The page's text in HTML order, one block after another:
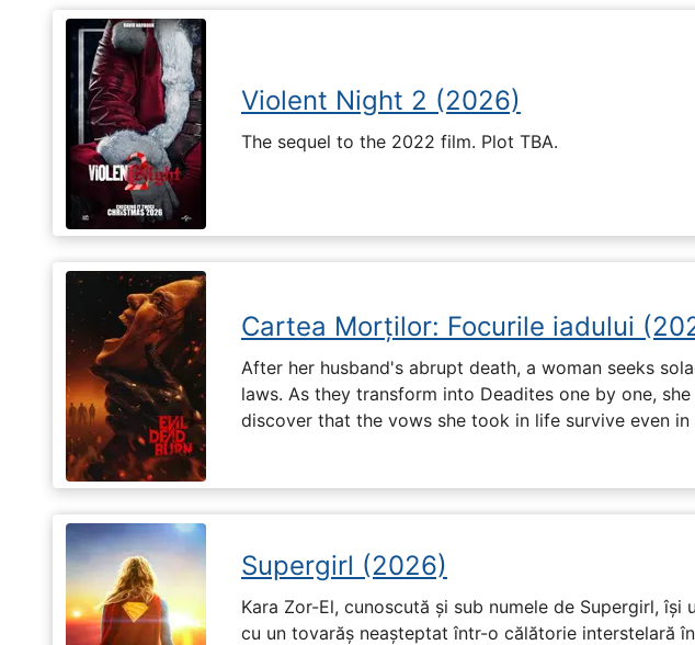
Violent Night 2 (2026)
The sequel to the 2022 film. Plot TBA.
Cartea Morților: Focurile iadului
After her husband's abrupt death, a woman seeks
laws. As they transform into Deadites one by one,
discover that the vows she took in life survive even in
Supergirl (2026)
Kara Zor-El, cunoscută și sub numele de Supergirl, își
cu un tovarăș neașteptat într-o călătorie interstelară